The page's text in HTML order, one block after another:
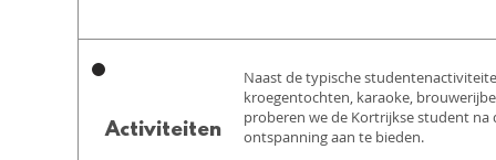
Naast de typische
kroegentochten, karaoke,
proberen we de Kortrijkse student na
ontspanning aan te bieden.
Activiteiten